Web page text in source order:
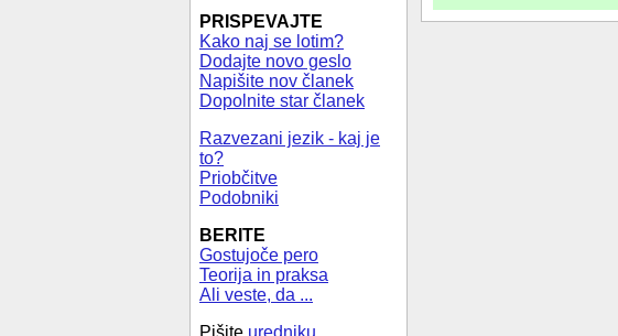
PRISPEVAJTE
Kako naj se lotim?
Dodajte novo geslo
Napišite nov članek
Dopolnite star članek
Razvezani jezik - kaj je
to?
Priobčitve
Podobniki
BERITE
Gostujoče pero
Teorija in praksa
Ali veste, da ...
Pišite uredniku